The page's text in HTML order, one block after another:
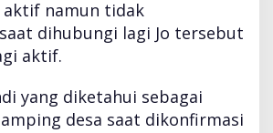
aktif namun tidak
dihubungi lagi Jo tersebut
aktif.
yang diketahui sebagai
desa saat dikonfirmasi